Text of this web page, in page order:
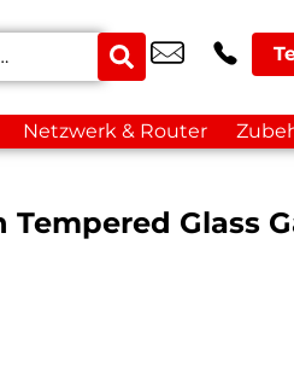
Netzwerk & Router
Glass